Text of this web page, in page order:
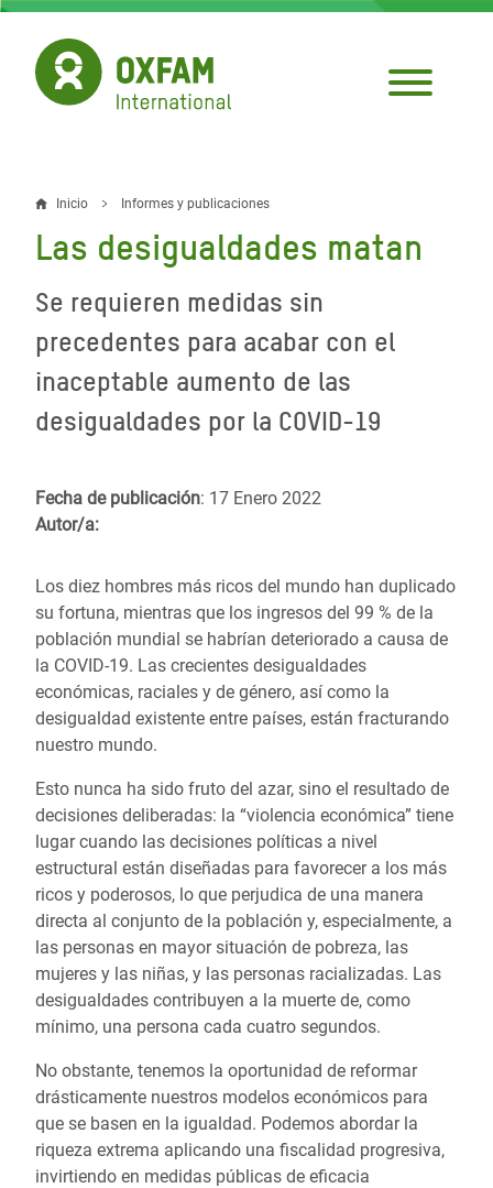
Pasar
contenido
principal
Sobrescribir
enlaces
de
ayuda
a
la
Inicio Informes y publicaciones
Las desigualdades matan
Se requieren medidas sin
precedentes para acabar con el
inaceptable aumento de las
desigualdades por la COVID-19
Fecha de publicación: 17 Enero 2022
Autor/a:
Los diez hombres más ricos del mundo han duplicado
su fortuna, mientras que los ingresos del 99 % de la
población mundial se habrían deteriorado a causa de
la COVID-19. Las crecientes desigualdades
económicas, raciales y de género, así como la
desigualdad existente entre países, están fracturando
nuestro mundo.
Esto nunca ha sido fruto del azar, sino el resultado de
decisiones deliberadas: la “violencia económica” tiene
lugar cuando las decisiones políticas a nivel
estructural están diseñadas para favorecer a los más
ricos y poderosos, lo que perjudica de una manera
directa al conjunto de la población y, especialmente, a
las personas en mayor situación de pobreza, las
mujeres y las niñas, y las personas racializadas. Las
desigualdades contribuyen a la muerte de, como
mínimo, una persona cada cuatro segundos.
No obstante, tenemos la oportunidad de reformar
drásticamente nuestros modelos económicos para
que se basen en la igualdad. Podemos abordar la
riqueza extrema aplicando una fiscalidad progresiva,
invirtiendo en medidas públicas de eficacia